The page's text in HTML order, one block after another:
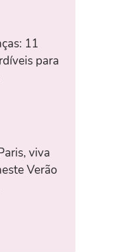
11
para
viva
Verão